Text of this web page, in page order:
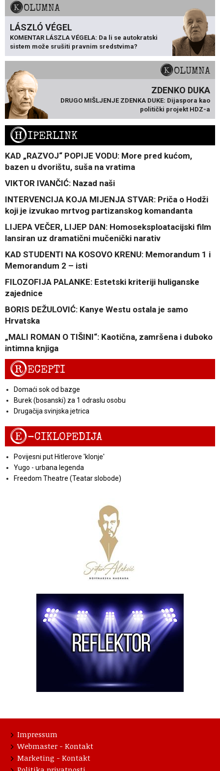
KOLUMNA
LÁSZLÓ VÉGEL
KOMENTAR LÁSZLA VÉGELA: Da li se autokratski
sistem može srušiti pravnim sredstvima?
KOLUMNA
ZDENKO DUKA
DRUGO MIŠLJENJE ZDENKA DUKE: Dijaspora kao
politički projekt HDZ-a
HIPERLINK
KAD „RAZVOJ“ POPIJE VODU: More pred kućom,
bazen u dvorištu, suša na vratima
VIKTOR IVANČIĆ: Nazad naši
INTERVENCIJA KOJA MIJENJA STVAR: Priča o Hodži
koji je izvukao mrtvog partizanskog komandanta
LIJEPA VEČER, LIJEP DAN: Homoseksploatacijski film
lansiran uz dramatični mučenički narativ
KAD STUDENTI NA KOSOVO KRENU: Memorandum 1 i
Memorandum 2 – isti
FILOZOFIJA PALANKE: Estetski kriteriji huliganske
zajednice
BORIS DEŽULOVIĆ: Kanye Westu ostala je samo
Hrvatska
„MALI ROMAN O TIŠINI“: Kaotična, zamršena i duboko
intimna knjiga
RECEPTI
Domaći sok od bazge
Burek (bosanski) za 1 odraslu osobu
Drugačija svinjska jetrica
E-CIKLOPEDIJA
Povijesni put Hitlerove 'klonje'
Yugo - urbana legenda
Freedom Theatre (Teatar slobode)
Impressum
Webmaster - Kontakt
Marketing - Kontakt